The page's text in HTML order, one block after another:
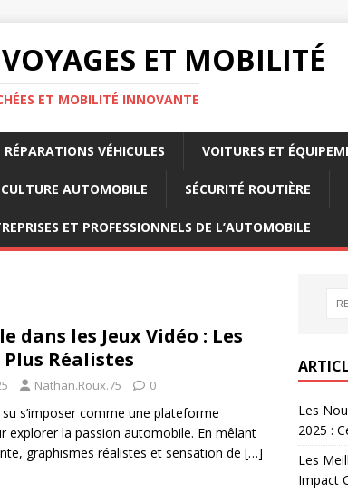
ET MOBILITÉ
ET MOBILITÉ INNOVANTE
VÉHICULES VOITURES ET
CULTURE AUTOMOBILE SÉCURITÉ ROUTIÈRE
ET PROFESSIONNELS DE L’AUTOMOBILE
dans les Jeux Vidéo : Les
Réalistes
Nathan.Roux.75 0
s’imposer comme une plateforme
explorer la passion automobile. En mêlant
graphismes réalistes et sensation de […]
Les
2025 :
Les
Impact